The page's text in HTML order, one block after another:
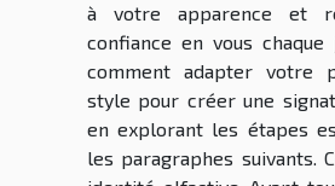
à votre apparence et
confiance en vous chaque
comment adapter votre
style pour créer une
en explorant les étapes
les paragraphes suivants.